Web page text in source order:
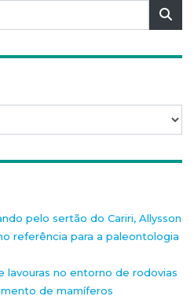
pelo sertão do Cariri, Allysson
referência para a paleontologia
lavouras no entorno de rodovias
de mamíferos